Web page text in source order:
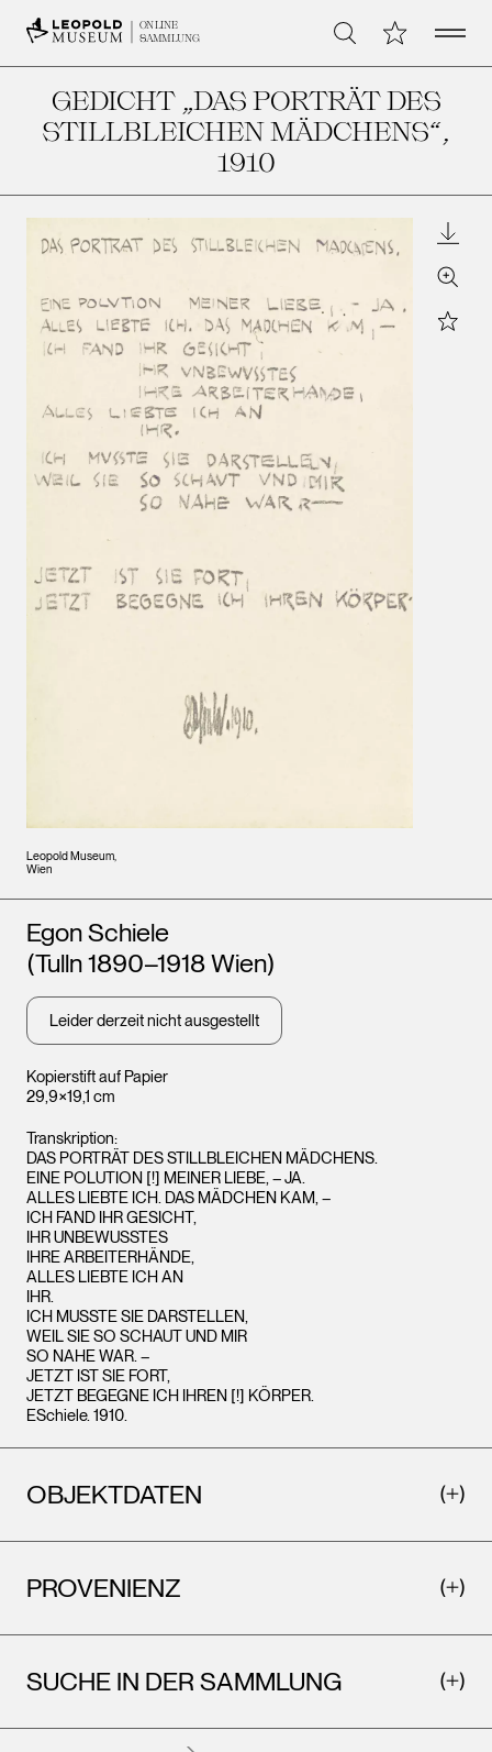
ONLINE
SAMMLUNG
Suche Meine Open
GEDICHT „DAS PORTRÄT DES
STILLBLEICHEN MÄDCHENS“,
1910
Leopold Museum,
Wien
Zoom
Star
Kopierstift auf Papier
29,9×19,1 cm
Künstler*innen
Egon Schiele
(Tulln 1890–1918 Wien)
Leider derzeit nicht ausgestellt
Transkription:
DAS PORTRÄT DES STILLBLEICHEN MÄDCHENS.
EINE POLUTION [!] MEINER LIEBE, – JA.
ALLES LIEBTE ICH. DAS MÄDCHEN KAM, –
ICH FAND IHR GESICHT,
IHR UNBEWUSSTES
IHRE ARBEITERHÄNDE,
ALLES LIEBTE ICH AN
IHR.
ICH MUSSTE SIE DARSTELLEN,
WEIL SIE SO SCHAUT UND MIR
SO NAHE WAR. –
JETZT IST SIE FORT,
JETZT BEGEGNE ICH IHREN [!] KÖRPER.
ESchiele. 1910.
OBJEKTDATEN
PROVENIENZ
SUCHE IN DER SAMMLUNG